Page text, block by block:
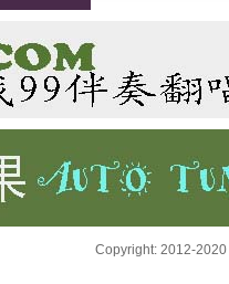
Copyright: 2012-